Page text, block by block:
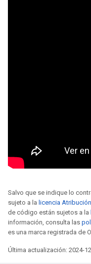
Salvo que se indique lo
sujeto a la licencia
de código están sujetos a la
información, consulta las
es una marca registrada de
Última actualización: 2024-